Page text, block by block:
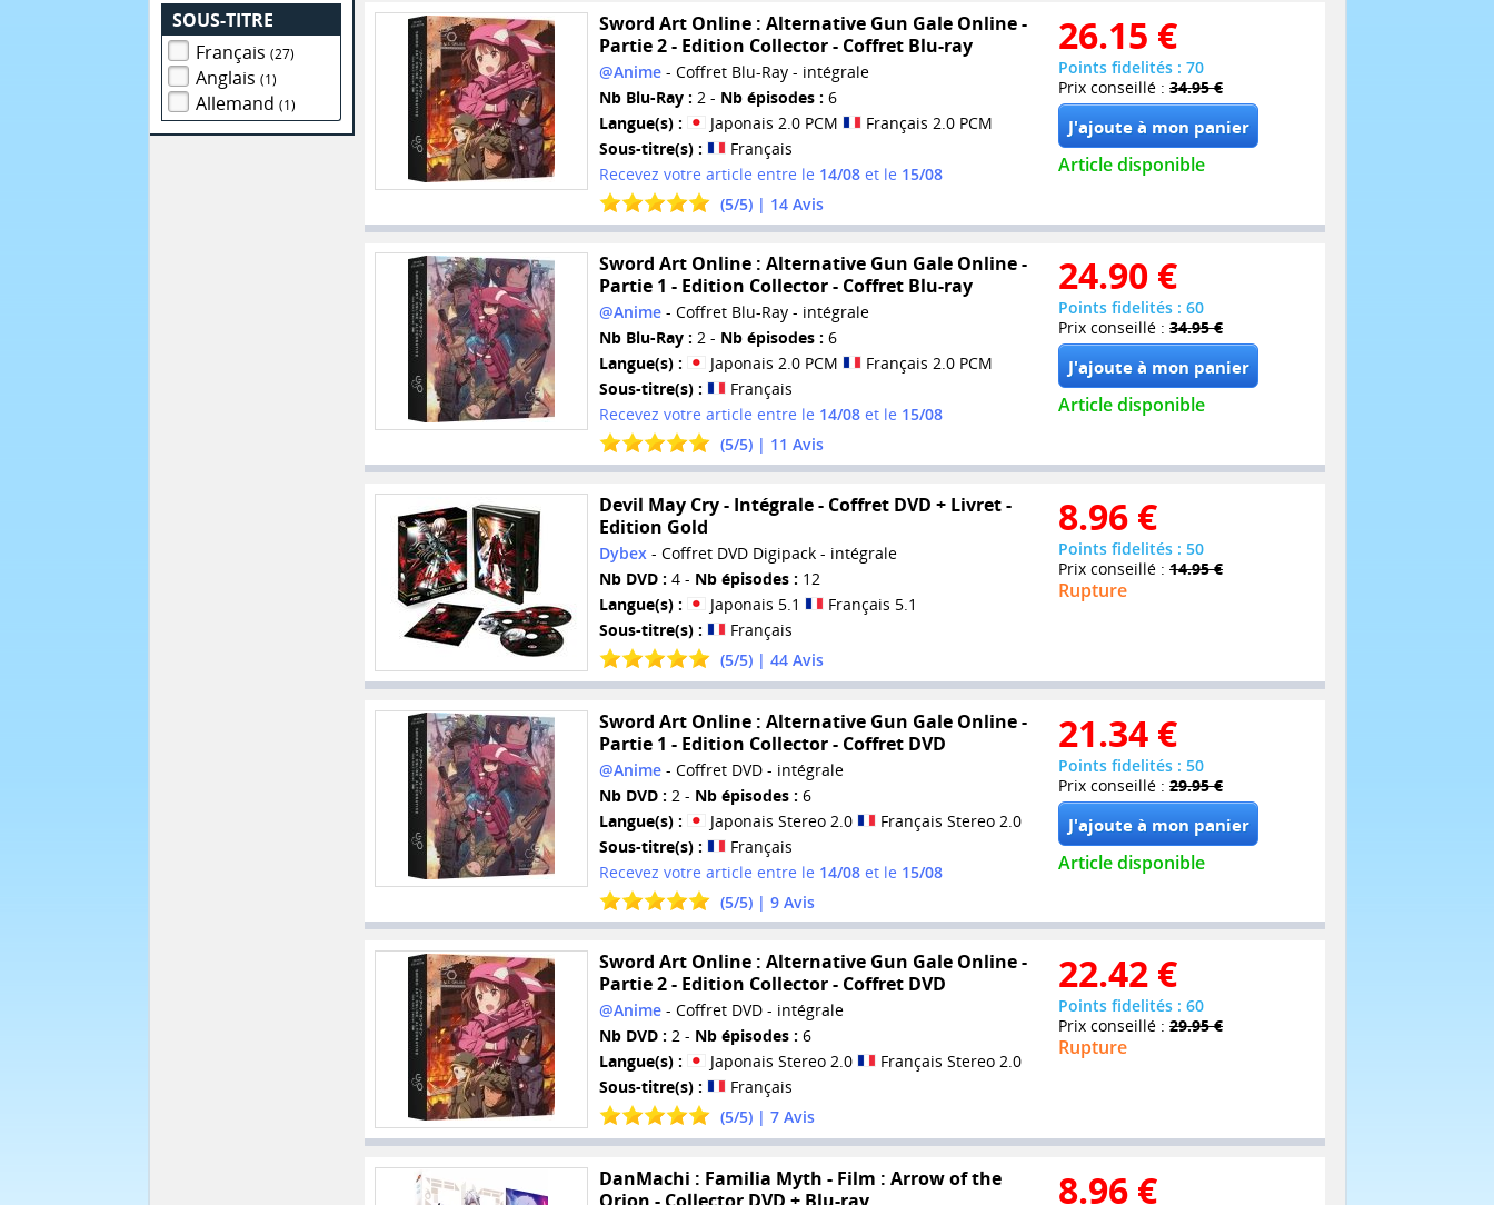
SOUS-TITRE
Français(27)
Anglais(1)
Allemand(1)
Sword Art Online : Alternative Gun Gale Online -
Partie 2 - Edition Collector - Coffret Blu-ray
@Anime- Coffret Blu-Ray - intégrale
Nb Blu-Ray : 2 - Nb épisodes : 6
Langue(s) :
Japonais 2.0 PCM
Français 2.0 PCM
Sous-titre(s) :
Français
Recevez votre article entre le 14/08et le 15/08
(5/5) | 14Avis
26.15 €
Points fidelités : 70
Prix conseillé : 34.95 €
Article disponible
Sword Art Online : Alternative Gun Gale Online -
Partie 1 - Edition Collector - Coffret Blu-ray
@Anime- Coffret Blu-Ray - intégrale
Nb Blu-Ray : 2 - Nb épisodes : 6
Langue(s) :
Japonais 2.0 PCM
Français 2.0 PCM
Sous-titre(s) :
Français
Recevez votre article entre le 14/08et le 15/08
(5/5) | 11 Avis
24.90 €
Points fidelités : 60
Prix conseillé : 34.95 €
Article disponible
Devil May Cry - Intégrale - Coffret DVD + Livret -
Edition Gold
Dybex- Coffret DVD Digipack - intégrale
Nb DVD : 4 - Nb épisodes : 12
Langue(s) :
Japonais 5.1
Français 5.1
Sous-titre(s) :
Français
(5/5) | 44Avis
8.96 €
Points fidelités : 50
Prix conseillé : 14.95 €
Rupture
Sword Art Online : Alternative Gun Gale Online -
Partie 1 - Edition Collector - Coffret DVD
@Anime- Coffret DVD - intégrale
Nb DVD : 2 - Nb épisodes : 6
Langue(s) :
Japonais Stereo 2.0
Français Stereo 2.0
Sous-titre(s) :
Français
Recevez votre article entre le 14/08et le 15/08
(5/5) | 9Avis
21.34 €
Points fidelités : 50
Prix conseillé : 29.95 €
Article disponible
Sword Art Online : Alternative Gun Gale Online -
Partie 2 - Edition Collector - Coffret DVD
@Anime- Coffret DVD - intégrale
Nb DVD : 2 - Nb épisodes : 6
Langue(s) :
Japonais Stereo 2.0
Français Stereo 2.0
Sous-titre(s) :
Français
(5/5) | 7Avis
22.42 €
Points fidelités : 60
Prix conseillé : 29.95 €
Rupture
DanMachi : Familia Myth - Film : Arrow of the
Orion - Collector DVD + Blu-ray
8.96 €